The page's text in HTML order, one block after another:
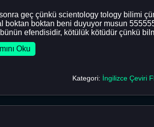
geç çünkü scientology tology bilimi
boktan boktan beni duyuyor musun
efendisidir, kötülük kötüdür çünkü
Oku
Kategori: İngilizce Çeviri